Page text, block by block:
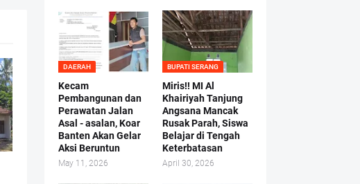
DAERAH
Kecam
Pembangunan dan
Perawatan Jalan
Asal - asalan, Koar
Banten Akan Gelar
Aksi Beruntun
May 11, 2026
BUPATI SERANG
Miris!! MI Al
Khairiyah Tanjung
Angsana Mancak
Rusak Parah, Siswa
Belajar di Tengah
Keterbatasan
April 30, 2026